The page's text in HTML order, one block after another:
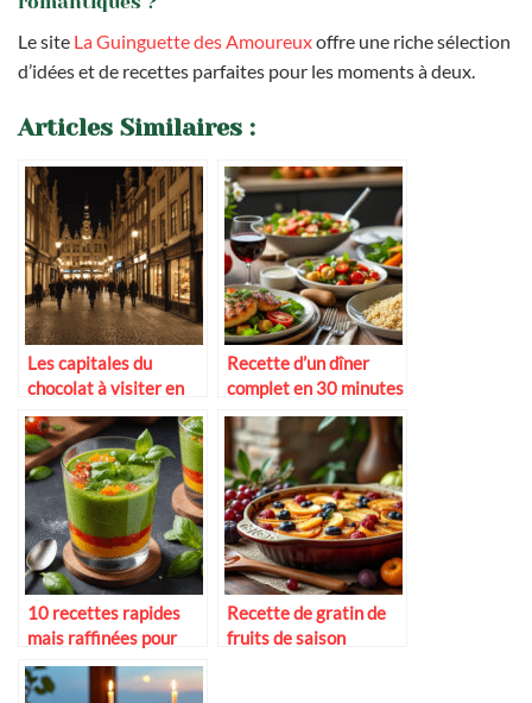
Le site La Guinguette des Amoureuxoffre une riche sélection
d’idées et de recettes parfaites pour les moments à deux.
Articles Similaires :
Les capitales du
chocolat à visiter en
amoureux
Recette d’un dîner
complet en 30 minutes
10 recettes rapides
mais raffinées pour
séduire à table
Recette de gratin de
fruits de saison